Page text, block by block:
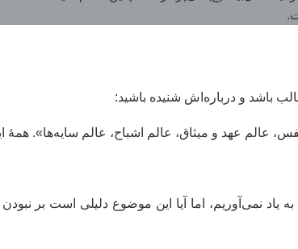
باشد و درباره‌اش شنیده باشید:
عالم عهد و میثاق، عالم اشباح، عالم سایه‌ها».
یاد نمی‌آوریم، اما آیا این موضوع دلیلی است بر